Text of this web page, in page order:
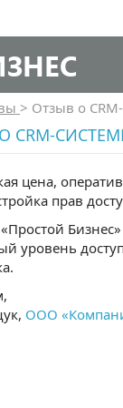
> Отзыв о
CRM-
цена,
прав
уровень
ООО